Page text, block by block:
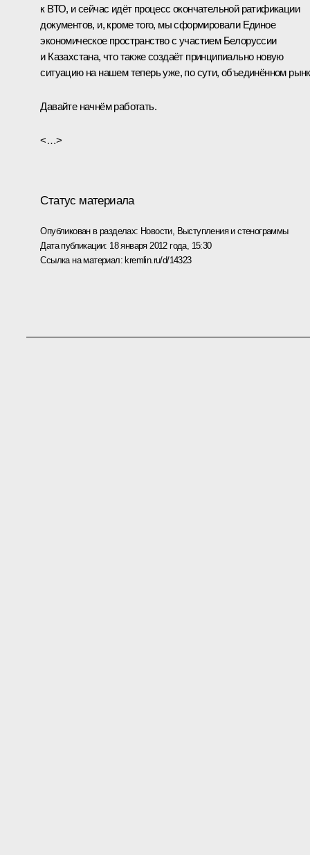
к ВТО, и сейчас идёт процесс окончательной ратификации
документов, и, кроме того, мы сформировали Единое
экономическое пространство с участием Белоруссии
и Казахстана, что также создаёт принципиально новую
ситуацию на нашем теперь уже, по сути, объединённом
Давайте начнём работать.
<…>
Статус материала
Опубликован в разделах: Новости, Выступления и стенограммы
Дата публикации: 18 января 2012 года, 15:30
Ссылка на материал: kremlin.ru/d/14323